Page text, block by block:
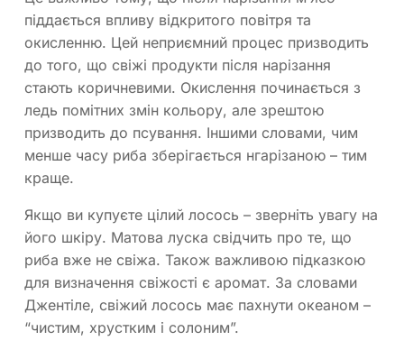
піддається впливу відкритого повітря та
окисленню. Цей неприємний процес призводить
до того, що свіжі продукти після нарізання
стають коричневими. Окислення починається з
ледь помітних змін кольору, але зрештою
призводить до псування. Іншими словами, чим
менше часу риба зберігається нгарізаною – тим
краще.
Якщо ви купуєте цілий лосось – зверніть увагу на
його шкіру. Матова луска свідчить про те, що
риба вже не свіжа. Також важливою підказкою
для визначення свіжості є аромат. За словами
Джентіле, свіжий лосось має пахнути океаном –
“чистим, хрустким і солоним”.